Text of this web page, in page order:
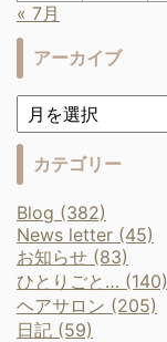
« 7月
アーカイブ
カテゴリー
Blog (382)
News letter (45)
お知らせ (83)
ひとりごと… (140)
ヘアサロン (205)
日記 (59)